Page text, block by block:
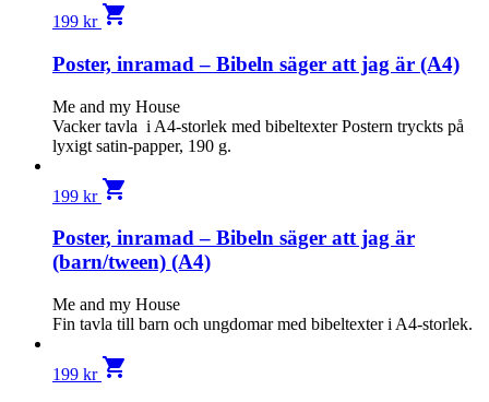
199 kr shopping_cart
Poster, inramad – Bibeln säger att jag är (A4)
Me and my House
Vacker tavla i A4-storlek med bibeltexter Postern tryckts på
lyxigt satin-papper, 190 g.
199 kr shopping_cart
Poster, inramad – Bibeln säger att jag är
(barn/tween) (A4)
Me and my House
Fin tavla till barn och ungdomar med bibeltexter i A4-storlek.
199 kr shopping_cart